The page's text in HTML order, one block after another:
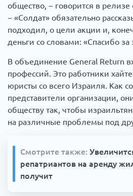
общество, − говорится в релизе
− «Солдат» обязательно
подходил, о цели акции и,
деньги со словами: «Спасибо за
В объединение General Return
профессий. Это работники
юристы со всего Израиля. Как
представители организации,
обществу так, чтобы
на различные проблемы под
Смотрите также:
репатриантов на аренду
получит